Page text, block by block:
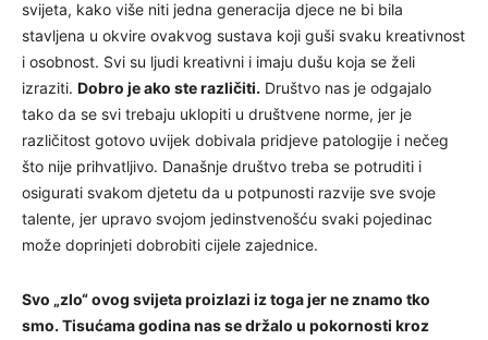
svijeta, kako više niti jedna generacija djece ne bi bila
stavljena u okvire ovakvog sustava koji guši svaku kreativnost
i osobnost. Svi su ljudi kreativni i imaju dušu koja se želi
izraziti. Dobro je ako ste različiti. Društvo nas je odgajalo
tako da se svi trebaju uklopiti u društvene norme, jer je
različitost gotovo uvijek dobivala pridjeve patologije i nečeg
što nije prihvatljivo. Današnje društvo treba se potruditi i
osigurati svakom djetetu da u potpunosti razvije sve svoje
talente, jer upravo svojom jedinstvenošću svaki pojedinac
može doprinjeti dobrobiti cijele zajednice.
Svo „zlo“ ovog svijeta proizlazi iz toga jer ne znamo tko
smo. Tisućama godina nas se držalo u pokornosti kroz